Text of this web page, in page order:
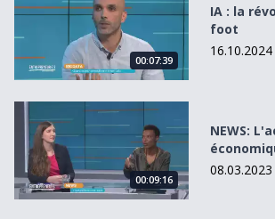
00:07:39
IA : la
foot
16.10.2024
NEWS: L&#039;actualité économique
00:09:16
NEWS:
08.03.2023